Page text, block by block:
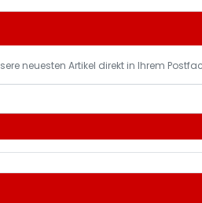
neuesten Artikel direkt in Ihrem